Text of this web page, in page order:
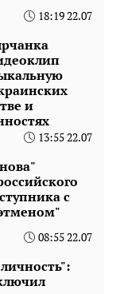
18:19 22.07
и
13:55 22.07
с
08:55 22.07